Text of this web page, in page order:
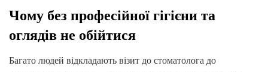
Чому без професійної гігієни та
оглядів не обійтися
Багато людей відкладають візит до стоматолога до